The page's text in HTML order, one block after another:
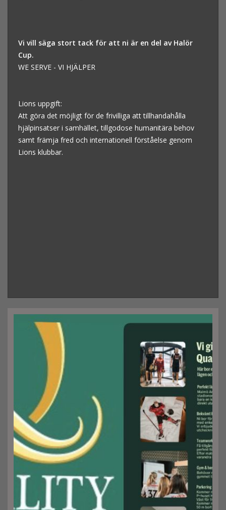
Vi vill säga stort tack för att ni är en del av Halör
Cup.
WE SERVE - VI HJÄLPER
Lions uppgift:
Att göra det möjligt för de frivilliga att tillhandahålla
hjälpinsatser i samhället, tillgodose humanitära behov
samt främja fred och internationell förståelse genom
Lions klubbar.